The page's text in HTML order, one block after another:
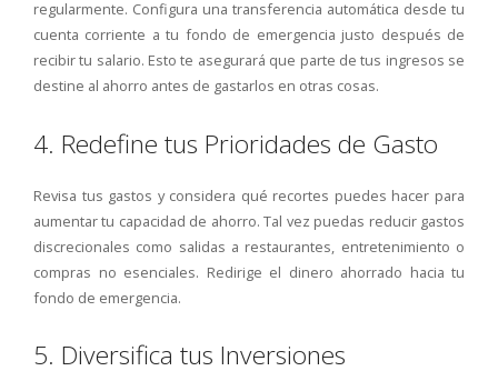
regularmente. Configura una transferencia automática desde tu
cuenta corriente a tu fondo de emergencia justo después de
recibir tu salario. Esto te asegurará que parte de tus ingresos se
destine al ahorro antes de gastarlos en otras cosas.
4. Redefine tus Prioridades de Gasto
Revisa tus gastos y considera qué recortes puedes hacer para
aumentar tu capacidad de ahorro. Tal vez puedas reducir gastos
discrecionales como salidas a restaurantes, entretenimiento o
compras no esenciales. Redirige el dinero ahorrado hacia tu
fondo de emergencia.
5. Diversifica tus Inversiones